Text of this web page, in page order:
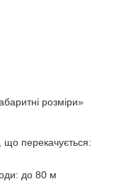
розміри»
перекачується:
до 80 м